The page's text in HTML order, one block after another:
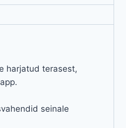
harjatud terasest,
seinale